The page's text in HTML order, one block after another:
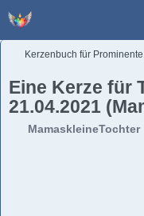
Kerzenbuch für
Eine Kerze für
21.04.2021
MamaskleineTochter